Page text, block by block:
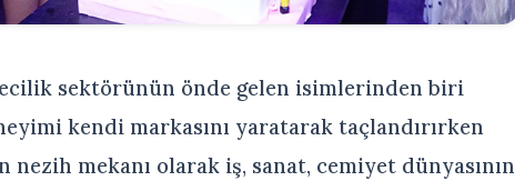
sektörünün önde gelen isimlerinden biri
kendi markasını yaratarak taçlandırırken
nezih mekanı olarak iş, sanat, cemiyet dünyasının